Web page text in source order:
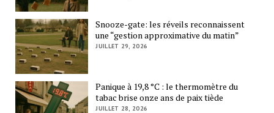
Snooze-gate: les réveils reconnaissent
une “gestion approximative du matin”
JUILLET 29, 2026
Panique à 19,8 °C : le thermomètre du
tabac brise onze ans de paix tiède
JUILLET 28, 2026